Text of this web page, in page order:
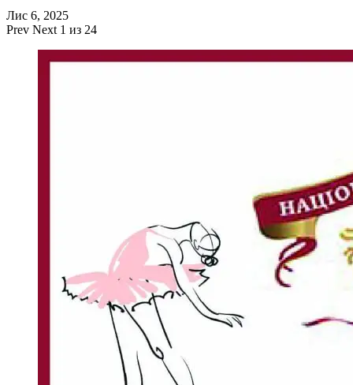
Лис 6, 2025
Prev Next 1 из 24